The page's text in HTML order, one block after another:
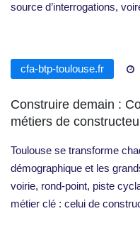
source d’interrogations,
cfa-btp-toulouse.fr
Construire demain :
métiers de
Toulouse se transforme
démographique et les
voirie, rond-point, piste
métier clé : celui de